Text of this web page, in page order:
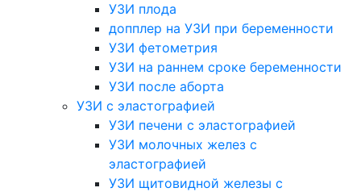
УЗИ плода
допплер на УЗИ при беременности
УЗИ фетометрия
УЗИ на раннем сроке беременности
УЗИ после аборта
УЗИ с эластографией
УЗИ печени с эластографией
УЗИ молочных желез с
эластографией
УЗИ щитовидной железы с